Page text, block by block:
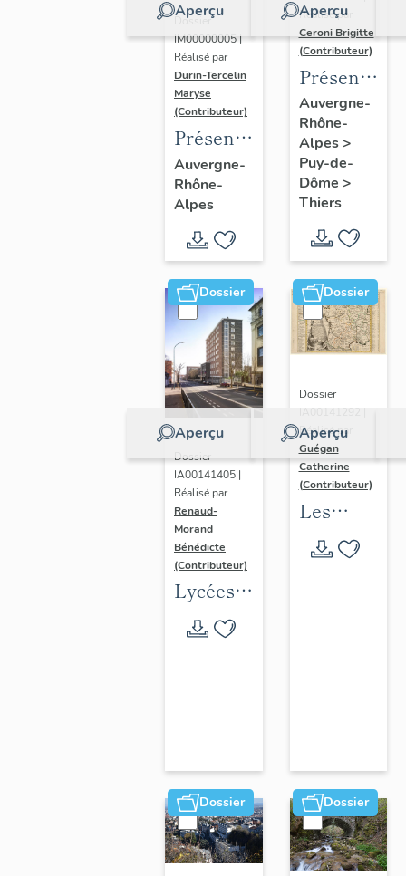
Aperçu
Dossier
IM00000005 |
Réalisé par
Durin-Tercelin
Maryse
(Contributeur)
Présentation
de
l’opération
tissus et
ornements
liturgiques
en
Auvergne
Auvergne-
Rhône-
Alpes
Aperçu
Réalisé par
Ceroni Brigitte
(Contributeur)
de
l'enquête
thématique
régionale
"Pentes
de la
commune
de
Thiers"
Auvergne-
Rhône-
Alpes>
Puy-de-
Dôme >
Thiers
Dossier
Aperçu
Dossier
IA00141405 |
Réalisé par
Renaud-
Morand
Bénédicte
(Contributeur)
Lycées
publics
en
Dossier
Aperçu
Dossier
IA00141292 |
Réalisé par
Guégan
Catherine
(Contributeur)
Les
collèges
jésuites
Rhône-
Alpes
(DOSSIER
EN
COURS)
Dossier Dossier